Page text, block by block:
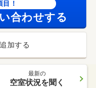
！
合わせする
加する
最新の
空室状況を聞く